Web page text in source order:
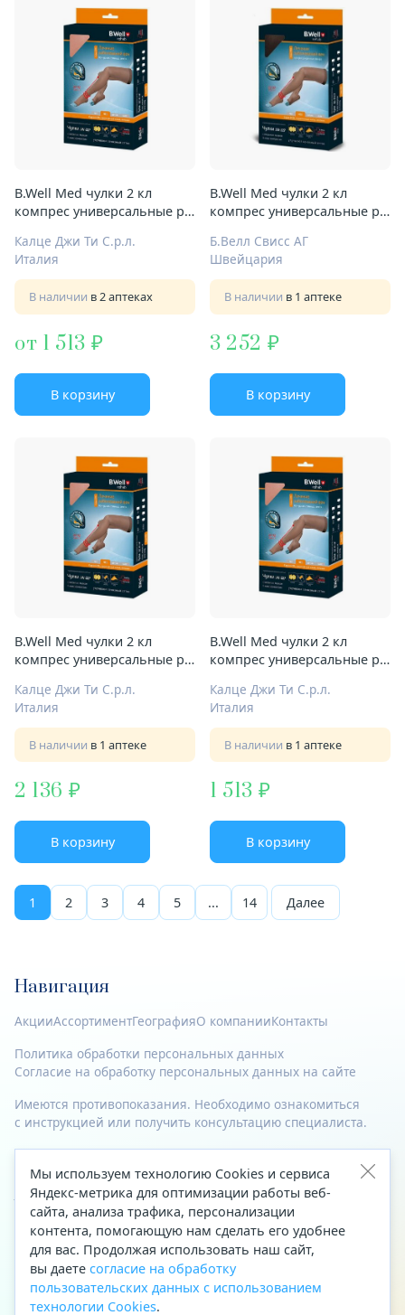
B.Well Med чулки 2 кл
компрес универсальные р.1
мысом
Калце Джи Ти С.р.л.
Италия
В наличии в 2 аптеках
от 1 513
В корзину
B.Well Med чулки 2 кл
компрес универсальные р.2
мысом
Б.Велл Свисс АГ
Швейцария
В наличии в 1 аптеке
3 252
В корзину
B.Well Med чулки 2 кл
компрес универсальные р.4
мысом
Калце Джи Ти С.р.л.
Италия
В наличии в 1 аптеке
2 136
В корзину
B.Well Med чулки 2 кл
компрес универсальные р.5
мысом
Калце Джи Ти С.р.л.
Италия
В наличии в 1 аптеке
1 513
В корзину
1 2 3 4 5 ... 14 Далее
Навигация
АкцииАссортиментГеографияО компанииКонтакты
Политика обработки персональных данных
Согласие на обработку персональных данных на сайте
Имеются противопоказания. Необходимо ознакомиться
с инструкцией или получить консультацию специалиста.
© 2023—2026 Все права защищены.
Адрес
Архангельск, ул. Папанина, д. 19 (вход в здание со стороны
автоцентра «Тойота»)
Приемная Генерального директора
Телефон
+7 (8182) 63-60-31
Мы используем технологию Cookies и сервиса
Яндекс-метрика для оптимизации работы веб-
сайта, анализа трафика, персонализации
контента, помогающую нам сделать его удобнее
для вас. Продолжая использовать наш сайт,
вы даете согласие на обработку
пользовательских данных с использованием
технологии Cookies.